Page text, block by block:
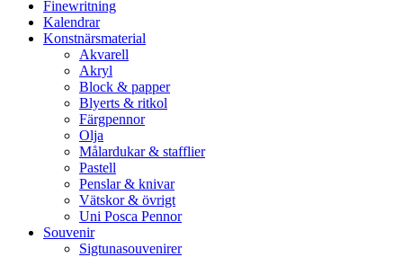
Finewritning
Kalendrar
Konstnärsmaterial
Akvarell
Akryl
Block & papper
Blyerts & ritkol
Färgpennor
Olja
Målardukar & stafflier
Pastell
Penslar & knivar
Vätskor & övrigt
Uni Posca Pennor
Souvenir
Sigtunasouvenirer